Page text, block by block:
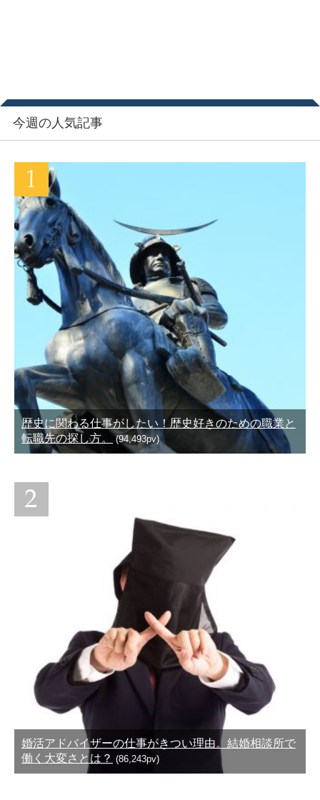
今週の人気記事
歴史に関わる仕事がしたい！歴史好きのための職業と
転職先の探し方。
(94,493pv)
婚活アドバイザーの仕事がきつい理由。結婚相談所で
働く大変さとは？ (86,243pv)